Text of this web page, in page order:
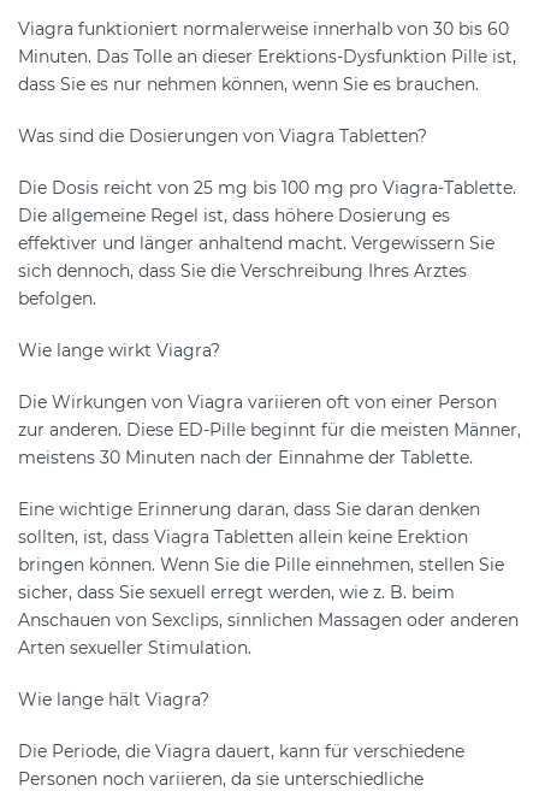
Viagra funktioniert normalerweise innerhalb von 30 bis 60
Minuten. Das Tolle an dieser Erektions-Dysfunktion Pille ist,
dass Sie es nur nehmen können, wenn Sie es brauchen.
Was sind die Dosierungen von Viagra Tabletten?
Die Dosis reicht von 25 mg bis 100 mg pro Viagra-Tablette.
Die allgemeine Regel ist, dass höhere Dosierung es
effektiver und länger anhaltend macht. Vergewissern Sie
sich dennoch, dass Sie die Verschreibung Ihres Arztes
befolgen.
Wie lange wirkt Viagra?
Die Wirkungen von Viagra variieren oft von einer Person
zur anderen. Diese ED-Pille beginnt für die meisten Männer,
meistens 30 Minuten nach der Einnahme der Tablette.
Eine wichtige Erinnerung daran, dass Sie daran denken
sollten, ist, dass Viagra Tabletten allein keine Erektion
bringen können. Wenn Sie die Pille einnehmen, stellen Sie
sicher, dass Sie sexuell erregt werden, wie z. B. beim
Anschauen von Sexclips, sinnlichen Massagen oder anderen
Arten sexueller Stimulation.
Wie lange hält Viagra?
Die Periode, die Viagra dauert, kann für verschiedene
Personen noch variieren, da sie unterschiedliche